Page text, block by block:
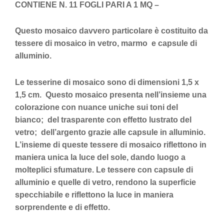
CONTIENE N. 11 FOGLI PARI A 1 MQ –
Questo mosaico davvero particolare è costituito da
tessere di mosaico in vetro, marmo e capsule di
alluminio.
Le tesserine di mosaico sono di dimensioni 1,5 x
1,5 cm. Questo mosaico presenta nell’insieme una
colorazione con nuance uniche sui toni del
bianco; del trasparente con effetto lustrato del
vetro; dell’argento grazie alle capsule in alluminio.
L’insieme di queste tessere di mosaico riflettono in
maniera unica la luce del sole, dando luogo a
molteplici sfumature. Le tessere con capsule di
alluminio e quelle di vetro, rendono la superficie
specchiabile e riflettono la luce in maniera
sorprendente e di effetto.